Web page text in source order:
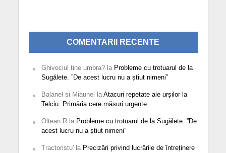
COMENTARII RECENTE
Ghiveciul tine umbra?la Probleme cu trotuarul de la
Sugălete. ”De acest lucru nu a știut nimeni”
Balanel si Miaunel la Atacuri repetate ale urșilor la
Telciu. Primăria cere măsuri urgente
Oltean Rla Probleme cu trotuarul de la Sugălete. ”De
acest lucru nu a știut nimeni”
Tractoristu'la Precizări privind lucrările de întreținere